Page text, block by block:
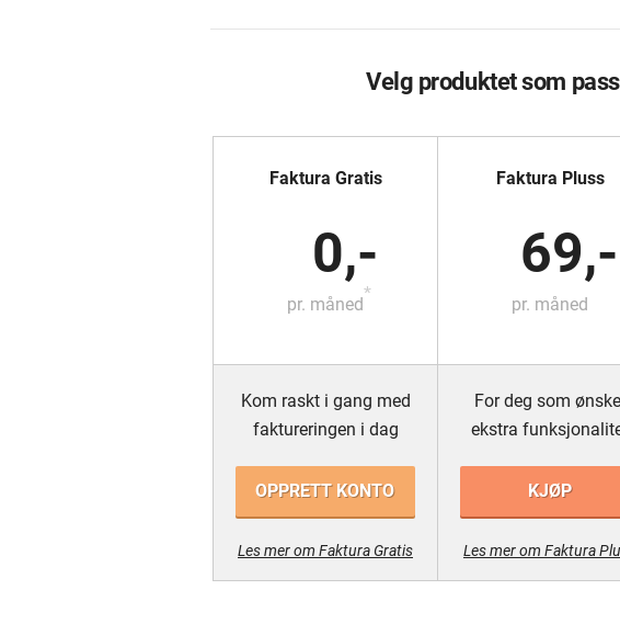
Velg produktet som
Faktura Gratis
0,-
pr. måned
*
Kom raskt i gang med
faktureringen i dag
OPPRETT KONTO
Les mer om Faktura Gratis
Faktura Pluss
69,-
pr. måned
For deg som
ekstra
KJØP
Les mer om Faktura